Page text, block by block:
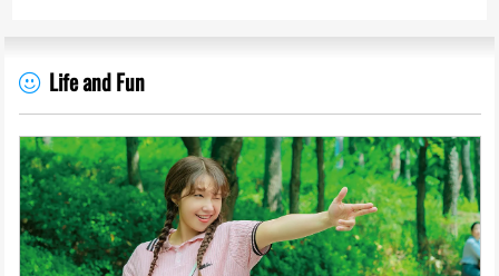
Life and Fun